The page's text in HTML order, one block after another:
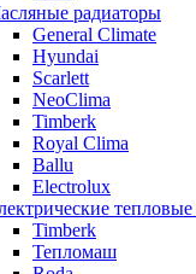
радиаторы
General Climate
Hyundai
Scarlett
NeoClima
Timberk
Royal Clima
Ballu
Electrolux
Timberk
Тепломаш